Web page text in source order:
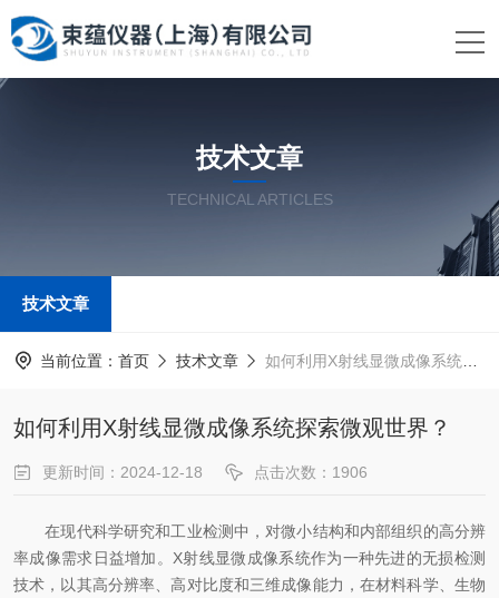
技术文章
TECHNICAL ARTICLES
技术文章
当前位置： 首页 技术文章 如何利用X射线显微成像系统探索微观世界？
如何利用X射线显微成像系统探索微观世界？
更新时间：2024-12-18 点击次数：1906
在现代科学研究和工业检测中，对微小结构和内部组织的高分辨
率成像需求日益增加。X射线显微成像系统作为一种先进的无损检测
技术，以其高分辨率、高对比度和三维成像能力，在材料科学、生物